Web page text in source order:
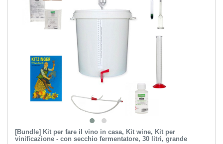
[Bundle] Kit per fare il vino in casa, Kit wine, Kit per
vinificazione - con secchio fermentatore, 30 litri, grande